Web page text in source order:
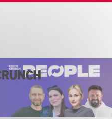
čtení